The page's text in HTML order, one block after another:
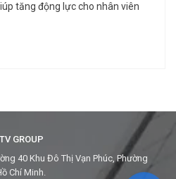
tăng động lực cho nhân viên
GROUP
40 Khu Đô Thị Vạn Phúc, Phường
Chí Minh.